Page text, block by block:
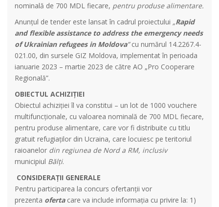
nominală de 700 MDL fiecare, pentru produse alimentare.
Anunțul de tender este lansat în cadrul proiectului „Rapid
and flexible assistance to address the emergency needs
of Ukrainian refugees in Moldova”cu numărul 14.2267.4-
021.00, din sursele GIZ Moldova, implementat în perioada
ianuarie 2023 – martie 2023 de către AO „Pro Cooperare
Regională”.
OBIECTUL ACHIZIȚIEI
Obiectul achiziției îl va constitui – un lot de 1000 vouchere
multifuncționale, cu valoarea nominală de 700 MDL fiecare,
pentru produse alimentare, care vor fi distribuite cu titlu
gratuit refugiaților din Ucraina, care locuiesc pe teritoriul
raioanelor din regiunea de Nord a RM, inclusiv
municipiul Bălți.
CONSIDERAȚII GENERALE
Pentru participarea la concurs ofertanții vor
prezenta oferta care va include informația cu privire la: 1)